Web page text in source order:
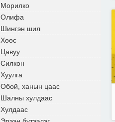
Морилко
Олифа
Шингэн шил
Хөөс
Цавуу
Силкон
Хуулга
Обой, ханын цаас
Шалны хулдаас
Хулдаас